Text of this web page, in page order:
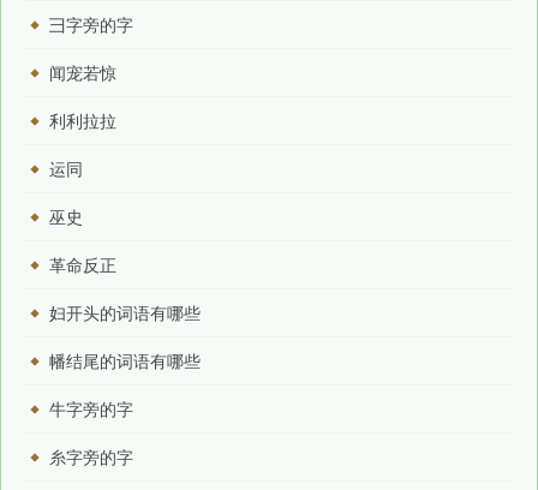
彐字旁的字
闻宠若惊
利利拉拉
运同
巫史
革命反正
妇开头的词语有哪些
幡结尾的词语有哪些
牛字旁的字
糸字旁的字